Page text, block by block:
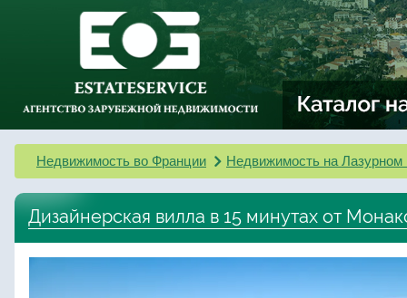
Недвижимость во Франции Недвижимость на Лазурном
Дизайнерская вилла в 15 минутах от